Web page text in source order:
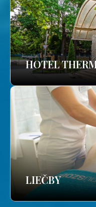
HOTEL
LIEČBY